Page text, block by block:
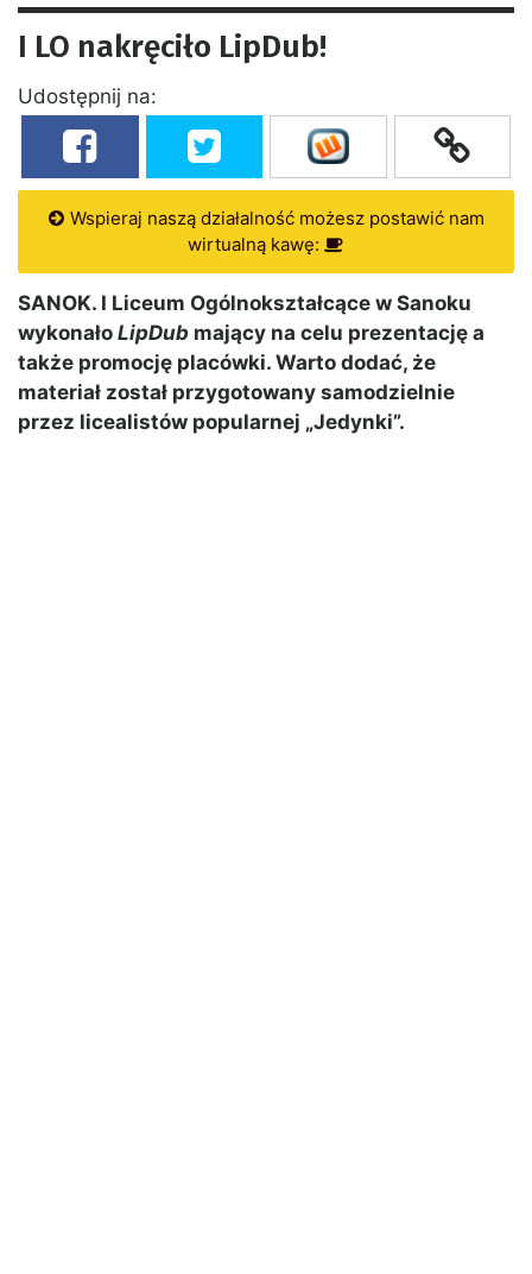
I LO nakręciło LipDub!
Udostępnij na:
Wspieraj naszą działalność możesz postawić nam
wirtualną kawę:
SANOK. I Liceum Ogólnokształcące w Sanoku
wykonało LipDub mający na celu prezentację a
także promocję placówki. Warto dodać, że
materiał został przygotowany samodzielnie
przez licealistów popularnej „Jedynki”.